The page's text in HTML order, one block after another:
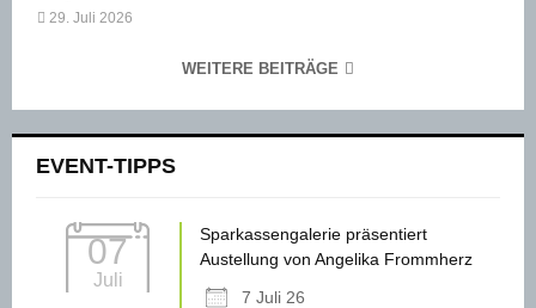
29. Juli 2026
WEITERE BEITRÄGE
EVENT-TIPPS
07
Juli
Sparkassengalerie präsentiert
Austellung von Angelika Frommherz
7 Juli 26